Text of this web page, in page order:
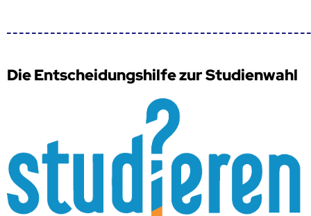
Die Entscheidungshilfe zur Studienwahl